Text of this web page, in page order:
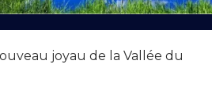
joyau de la Vallée du